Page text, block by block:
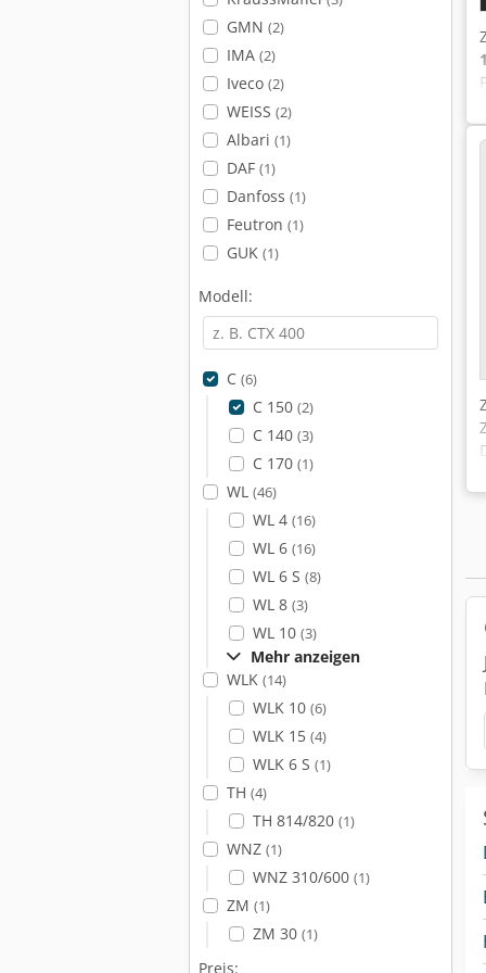
GMN (2)
IMA (2)
Iveco (2)
WEISS (2)
Albari (1)
DAF (1)
Danfoss (1)
Feutron (1)
GUK (1)
Modell:
C (6)
C 150 (2)
C 140 (3)
C 170 (1)
WL (46)
WL 4 (16)
WL 6 (16)
WL 6 S (8)
WL 8 (3)
WL 10 (3)
Mehr anzeigen
WLK (14)
WLK 10 (6)
WLK 15 (4)
WLK 6 S (1)
TH (4)
TH 814/820 (1)
WNZ (1)
WNZ 310/600 (1)
ZM (1)
ZM 30 (1)
Preis: